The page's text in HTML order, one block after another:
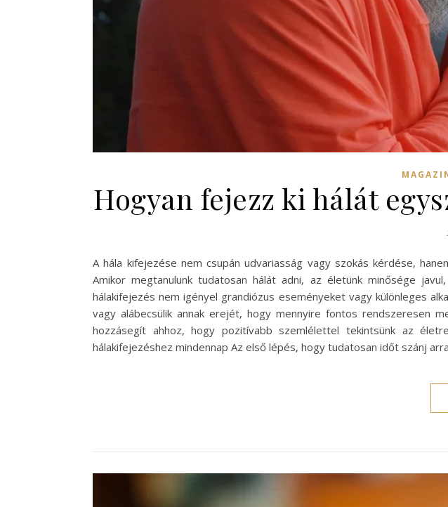
Hogyan fejezz ki hálát
A hála kifejezése nem csupán udvariasság vagy szokás kérdése,
Amikor megtanulunk tudatosan hálát adni, az életünk minősége
hálakifejezés nem igényel grandiózus eseményeket vagy különleges
vagy alábecsülik annak erejét, hogy mennyire fontos rendszeresen
hozzásegít ahhoz, hogy pozitívabb szemlélettel tekintsünk az
hálakifejezéshez mindennap Az első lépés, hogy tudatosan időt szánj